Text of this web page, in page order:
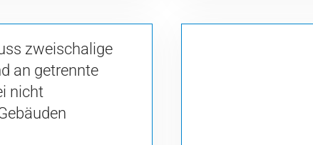
zweischalige
an getrennte
nicht